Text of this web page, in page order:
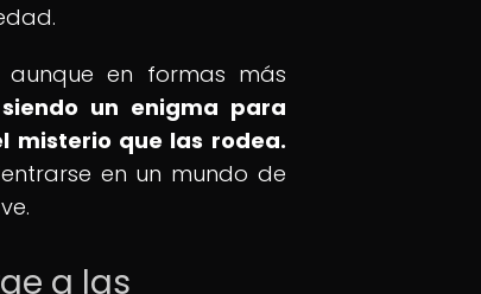
aunque en formas más
un enigma para
misterio que las rodea.
en un mundo de
a las